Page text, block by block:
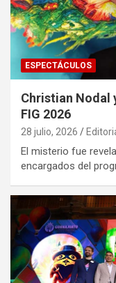
ESPECTÁCULOS
Christian Nodal
FIG 2026
28 julio, 2026
El misterio fue
encargados del